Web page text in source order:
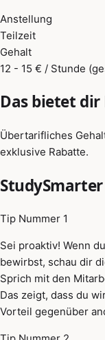
Anstellung
Teilzeit
Gehalt
12 - 15 € / Stunde
Das bietet
Übertarifliches
exklusive Rabatte.
Tip Nummer 1
Sei proaktiv! Wenn
bewirbst, schau dir
Sprich mit den
Das zeigt, dass du
Vorteil gegenüber